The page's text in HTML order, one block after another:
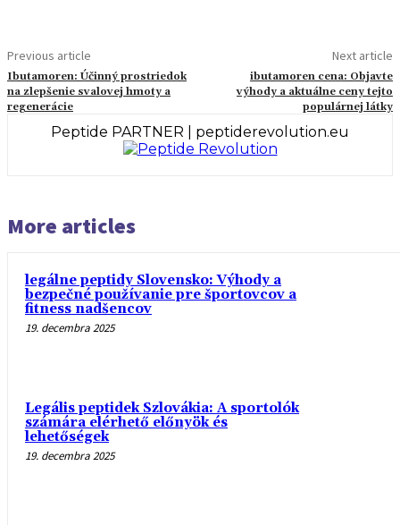
Previous article
Ibutamoren: Účinný prostriedok
na zlepšenie svalovej hmoty a
regenerácie
Next article
ibutamoren cena: Objavte
výhody a aktuálne ceny tejto
populárnej látky
Peptide PARTNER | peptiderevolution.eu
More articles
legálne peptidy Slovensko: Výhody a
bezpečné používanie pre športovcov a
fitness nadšencov
19. decembra 2025
Legális peptidek Szlovákia: A sportolók
számára elérhető előnyök és
lehetőségek
19. decembra 2025